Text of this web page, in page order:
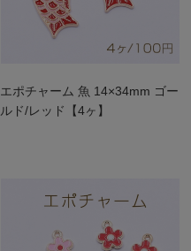
エポチャーム 魚 14×34mm ゴー
ルド/レッド【4ヶ】